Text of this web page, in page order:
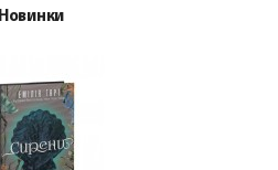
Новинки